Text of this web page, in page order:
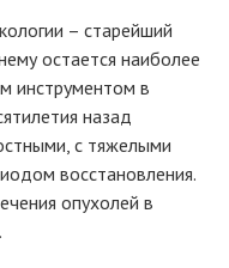
– старейший
остается наиболее
инструментом в
назад
с тяжелыми
восстановления.
опухолей в